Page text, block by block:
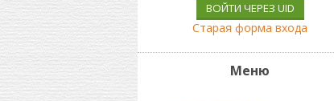
ВОЙТИ ЧЕРЕЗ UID
Старая форма входа
Меню